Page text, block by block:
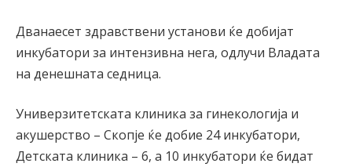
Дванаесет здравствени установи ќе добијат
инкубатори за интензивна нега, одлучи Владата
на денешната седница.
Универзитетската клиника за гинекологија и
акушерство – Скопје ќе добие 24 инкубатори,
Детската клиника – 6, а 10 инкубатори ќе бидат